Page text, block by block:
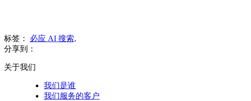
标签： 必应 AI 搜索,
分享到：
关于我们
我们是谁
我们服务的客户